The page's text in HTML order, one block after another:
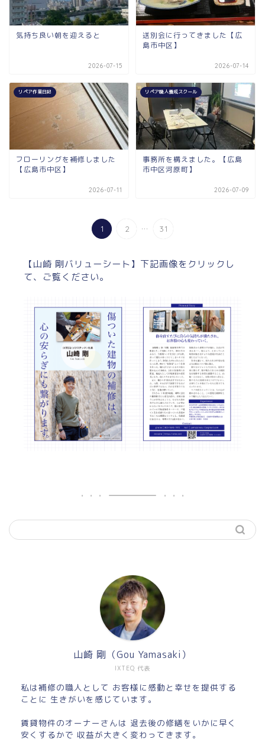
気持ち良い朝を迎えると
2026-07-15
送別会に行ってきました【広
島市中区】
2026-07-14
リペア作業日記
フローリングを補修しました
【広島市中区】
2026-07-11
リペア職人養成スクール
事務所を構えました。【広島
市中区河原町】
2026-07-09
1 2 ... 31
【山崎 剛バリューシート】下記画像をクリックし
て、ご覧ください。
IXTEQ 代表
山崎 剛（Gou Yamasaki）
私は補修の職人として お客様に感動と幸せを提供する
ことに 生きがいを感じています。
賃貸物件のオーナーさんは 退去後の修繕をいかに早く
安くするかで 収益が大きく変わってきます。